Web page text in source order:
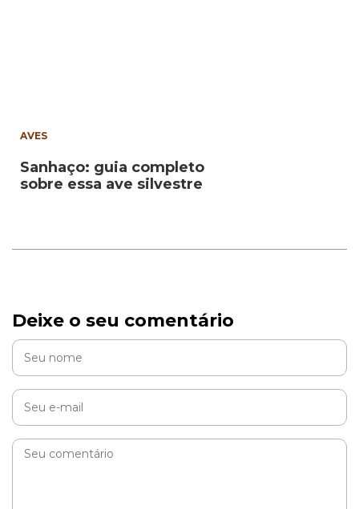
AVES
Sanhaço: guia completo
sobre essa ave silvestre
Deixe o seu comentário